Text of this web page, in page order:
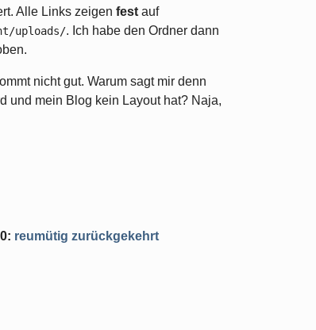
Alle Links zeigen fest auf
uploads/. Ich habe den Ordner dann
nicht gut. Warum sagt mir denn
und mein Blog kein Layout hat? Naja,
: reumütig zurückgekehrt